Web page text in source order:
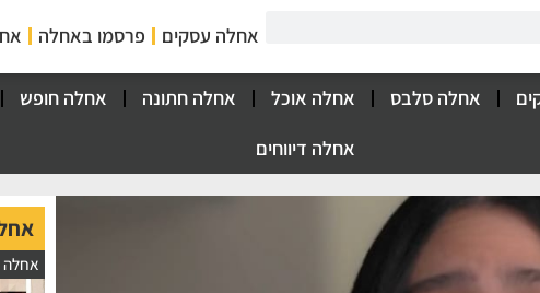
אחלה עסקים פרסמו באחלה
אחלה סלבס אחלה אוכל אחלה חתונה אחלה חופש
אחלה דיווחים
אחלה